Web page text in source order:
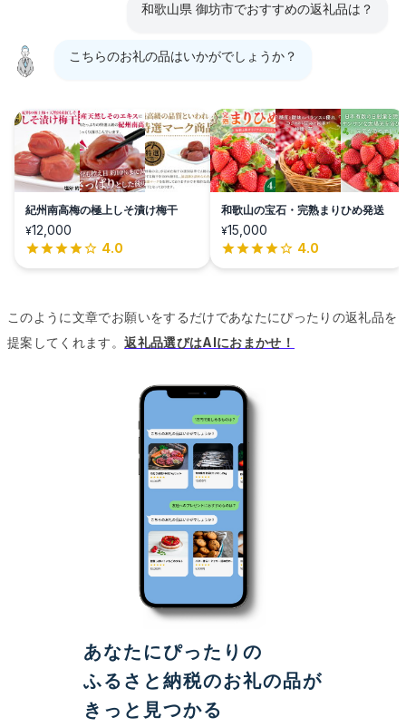
和歌山県 御坊市でおすすめの返礼品は？
こちらのお礼の品はいかがでしょうか？
紀州南高梅の極上しそ漬け梅干
¥12,000
4.0
和歌山の宝石・完熟まりひめ発送
¥15,000
4.0
このように文章でお願いをするだけであなたにぴったりの返礼品を
提案してくれます。返礼品選びはAIにおまかせ！
あなたにぴったりの
ふるさと納税のお礼の品が
きっと見つかる